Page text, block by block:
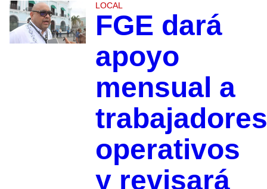
LOCAL
FGE dará
apoyo
mensual a
trabajadores
operativos
y revisará